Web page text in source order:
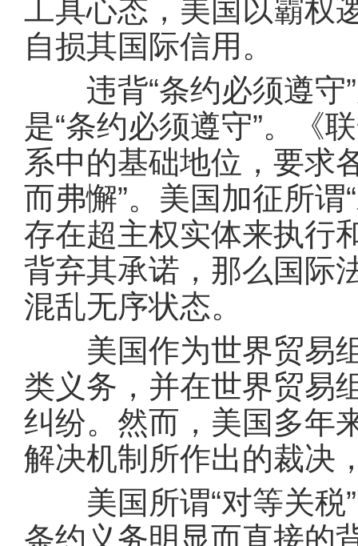
工具心态，美国以霸权
自损其国际信用。
违背“条约必须遵守”
是“条约必须遵守”。《
系中的基础地位，要求
而弗懈”。美国加征所
存在超主权实体来执行
背弃其承诺，那么国际
混乱无序状态。
美国作为世界贸易组
类义务，并在世界贸易
纠纷。然而，美国多年
解决机制所作出的裁决
美国所谓“对等关税”
条约义务明显而直接的